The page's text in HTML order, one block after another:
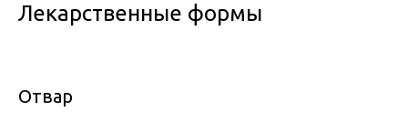
Лекарственные формы
Отвар